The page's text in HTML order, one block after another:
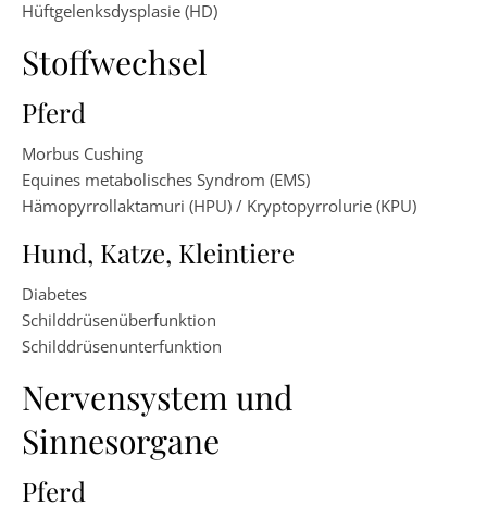
Hüftgelenksdysplasie (HD)
Stoffwechsel
Pferd
Morbus Cushing
Equines metabolisches Syndrom (EMS)
Hämopyrrollaktamuri (HPU) / Kryptopyrrolurie (KPU)
Hund, Katze, Kleintiere
Diabetes
Schilddrüsenüberfunktion
Schilddrüsenunterfunktion
Nervensystem und
Sinnesorgane
Pferd